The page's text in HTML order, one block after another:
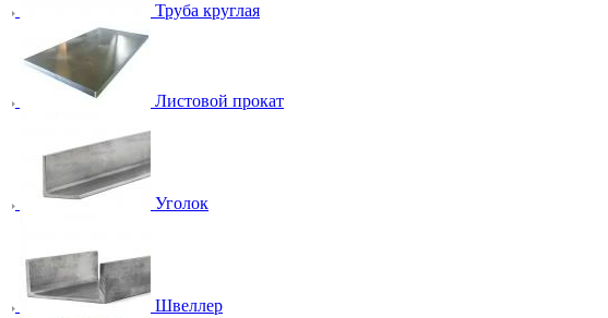
Труба круглая
Листовой прокат
Уголок
Швеллер